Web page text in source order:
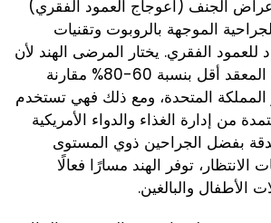
الجنف (اعوجاج العمود الفقري)
الموجهة بالروبوت وتقنيات
للعمود الفقري. يختار المرضى الهند لأن
تكلفة جراحة الجنف المعقد أقل بنسبة 60-80% مقارنة
المملكة المتحدة، ومع ذلك فهي تستخدم
من إدارة الغذاء والدواء الأمريكية
الدقة بفضل الجراحين ذوي المستوى
الانتظار، توفر الهند مسارًا فعالًا
الأطفال والبالغين.